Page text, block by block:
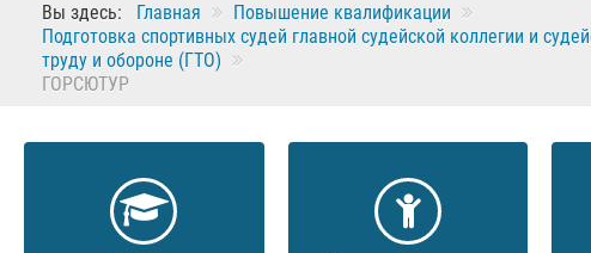
Вы здесь: Главная
Повышение квалификации
Подготовка спортивных судей главной судейской коллегии и
труду и обороне (ГТО)
ГОРСЮТУР